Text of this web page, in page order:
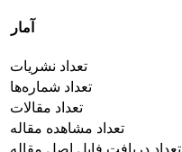
آمار
تعداد نشریات
تعداد شماره‌ها
تعداد مقالات
تعداد مشاهده مقاله
تعداد دریافت فایل اصل مقاله